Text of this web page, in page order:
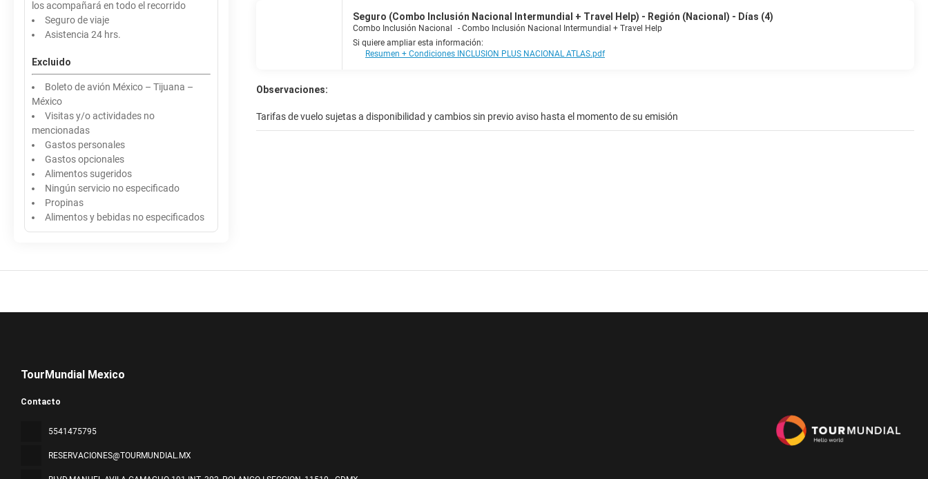
Seguro (Combo Inclusión Nacional Intermundial + Travel Help) - Región (Nacional) - Días (4)
Combo Inclusión Nacional - Combo Inclusión Nacional Intermundial + Travel Help
Si quiere ampliar esta información:
Resumen + Condiciones INCLUSION PLUS NACIONAL ATLAS.pdf
Observaciones:
Tarifas de vuelo sujetas a disponibilidad y cambios sin previo aviso hasta el momento de su emisión
los acompañará en todo el recorrido
Seguro de viaje
Asistencia 24 hrs.
Excluido
Boleto de avión México – Tijuana –
México
Visitas y/o actividades no
mencionadas
Gastos personales
Gastos opcionales
Alimentos sugeridos
Ningún servicio no especificado
Propinas
Alimentos y bebidas no especificados
TourMundial Mexico
Contacto
5541475795
RESERVACIONES@TOURMUNDIAL.MX